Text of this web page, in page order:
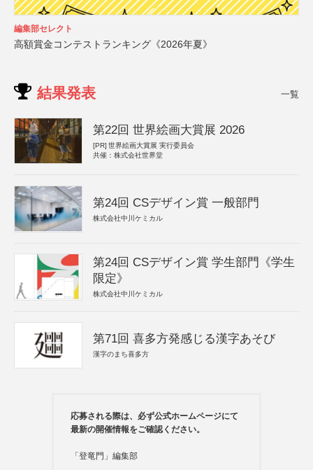
編集部セレクト
高額賞金コンテストランキング《2026年夏》
結果発表 一覧
第22回 世界絵画大賞展 2026
[PR] 世界絵画大賞展 実行委員会
共催：株式会社世界堂
第24回 CSデザイン賞 一般部門
株式会社中川ケミカル
第24回 CSデザイン賞 学生部門《学生
限定》
株式会社中川ケミカル
第71回 喜多方発感じる漢字あそび
漢字のまち喜多方
応募される際は、必ず公式ホームページにて
最新の開催情報をご確認ください。
「登竜門」編集部